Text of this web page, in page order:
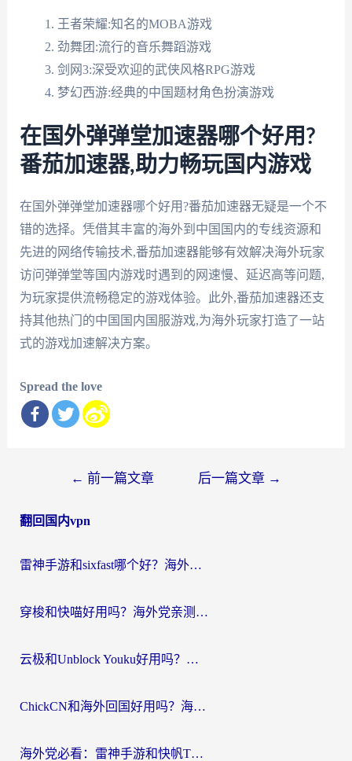
王者荣耀:知名的MOBA游戏
劲舞团:流行的音乐舞蹈游戏
剑网3:深受欢迎的武侠风格RPG游戏
梦幻西游:经典的中国题材角色扮演游戏
在国外弹弹堂加速器哪个好用?
番茄加速器,助力畅玩国内游戏
在国外弹弹堂加速器哪个好用?番茄加速器无疑是一个不
错的选择。凭借其丰富的海外到中国国内的专线资源和
先进的网络传输技术,番茄加速器能够有效解决海外玩家
访问弹弹堂等国内游戏时遇到的网速慢、延迟高等问题,
为玩家提供流畅稳定的游戏体验。此外,番茄加速器还支
持其他热门的中国国内国服游戏,为海外玩家打造了一站
式的游戏加速解决方案。
Spread the love
导
← 前一篇文章 后一篇文章 →
翻回国内vpn
雷神手游和sixfast哪个好？海外党亲测3款回国加速器，教你选对不踩坑
穿梭和快喵好用吗？海外党亲测：小众加速器对比+番茄加速器深度体验
云极和Unblock Youku好用吗？海外党亲测+2026回国加速器避坑指南
ChickCN和海外回国好用吗？海外党2026亲测：从手游到影音，选对加速器的3个关键
海外党必看：雷神手游和快帆TV版好用吗？3步选对回国加速器不踩坑